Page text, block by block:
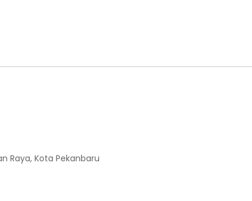
Raya, Kota Pekanbaru